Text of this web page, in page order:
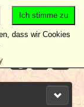
Ich stimme zu
dass wir Cookies